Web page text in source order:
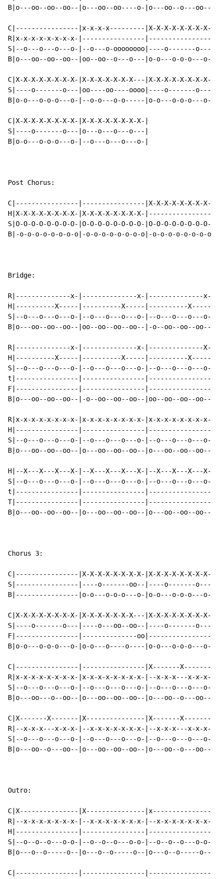
B|o---oo--oo--oo--|o---oo--oo----o-|o---oo--o---oo--
C|----------------|x-x-x-x---------|X-X-X-X-X-X-X-X-|X-
R|x-x-x-x-x-x-x-x-|----------------
S|--o---o---o---o-|--o---o-oooooooo|----o-------
B|o---oo--oo--oo--|oo--oo--o---o---|o-o---o-o-o---o-
C|X-X-X-X-X-X-X-X-|X-X-X-X-X-X-X---|X-X-X-X-X-X-X-X-
S|----o-------o---|oo----oo----oooo|----o-------o---
B|o-o---o-o-o---o-|--o-o---o-o-----|o-o---o-o-o---o-
C|X-X-X-X-X-X-X-X-|X-X-X-X-X-X-X-X-|
S|----o-------o---|o---o---o---o---|
B|o-o---o-o-o---o-|--o---o---o---o-|
Post Chorus:
C|----------------|----------------|X-X-X-X-X-X-X-
H|X-X-X-X-X-X-X-X-|X-X-X-X-X-X-X-X-|----------------
S|O-O-O-O-O-O-O-O-|O-O-O-O-O-O-O-O-|O-O-O-O-O-O-O-O-
B|-o-o-o-o-o-o-o-o|-o-o-o-o-o-o-o-o|-o-o-o-o-o-o-o-
Bridge:
R|--------------x-|--------------x-|--------------x-
H|----------X-----|----------X-----|----------X-----
S|--o---o---o---o-|--o---o---o---o-|--o---o---o---o-
B|o---oo--oo--oo--|oo--oo--oo--oo--|-o--oo--oo--oo--
R|--------------x-|--------------x-|--------------X-
H|----------X-----|----------X-----|----------X-----
S|--o---o---o---o-|--o---o---o---o-|--o---o---o---
t|----------------|----------------|----------------
F|----------------|----------------|----------------
B|o---oo--oo--oo--|-o--oo--oo--oo--|oo--oo--oo--oo--
R|x-x-x-x-x-x-x-x-|x-x-x-x-x-x-x-x-|x-x-x-x-x-x-x-x-
H|----------------|----------------|----------------
S|--o---o---o---o-|--o---o---o---o-|--o---o---o---o-
B|o---oo--oo--oo--|o---oo--oo--oo--|o---oo--oo--oo--
H|--X---X---X---X-|--X---X---X---X-|--X---X---X---
S|--o---o---o---o-|--o---o---o---o-|--o---o---o---o-
t|----------------|----------------|----------------|-
T|----------------|----------------|----------------
B|o---oo--oo--oo--|o---oo--oo--oo--|o---oo--oo--
Chorus 3:
C|----------------|X-X-X-X-X-X-X-X-|X-X-X-X-X-X-X-X-
S|----------------|----o-------oo--|----o-------o---
B|----------------|o-o---o-o-o---o-|o-o---o-o-o---o-
C|X-X-X-X-X-X-X-X-|X-X-X-X-X-X-X---|X-X-X-X-X-X-X-X-
S|----o-------o---|----o---oo--oo--|----o-------o---
F|----------------|--------------oo|----------------
B|o-o---o-o-o---o-|o-o---o----o----|o-o---o-o-o---o-
C|----------------|----------------|X-------X-------
R|x-x-x-x-x-x-x-x-|x-x-x-x-x-x-x-x-|--x-x-x---x-x-
S|--o---o---o---o-|--o---o---o---o-|--o---o---o---o-
B|o---oo---o--oo--|o---oo--oo--oo--|o---oo--o---oo--
C|X-------X-------|X---------------|X-------X-------|X-
R|--x-x-x---x-x-x-|--x-x-x-x-x-x-x-|--x-x-x---x-x-
S|--o---o---o---o-|--o---o---o---o-|--o---o---o---o-
B|o---oo--o---oo--|o---oo--oo--oo--|o---oo--o---
Outro:
C|X---------------|X---------------|x---------------
R|--x-x-x-x-x-x-x-|--x-x-x-x-x-x-x-|--x-x-x-x-x-x-
H|----------------|----------------|----------------
S|--o--o--o---o-o-|--o--o--o---o-o-|--o--o--o---o-o-
B|o---o--o-----o--|o---o--o-----o--|o---o--o-----
C|----------------|----------------|----------------